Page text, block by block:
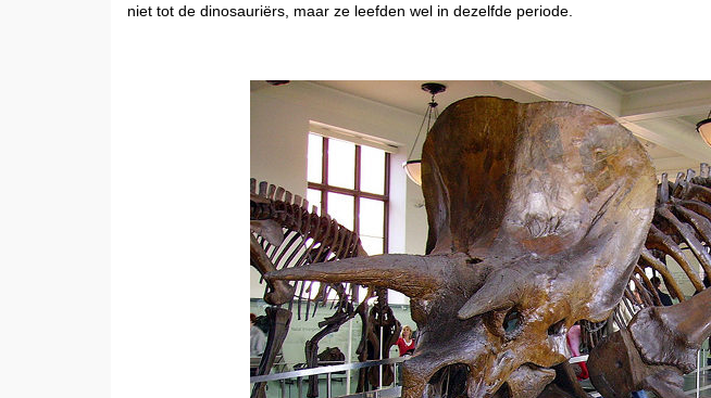
niet tot de dinosauriërs, maar ze leefden wel in dezelfde periode.